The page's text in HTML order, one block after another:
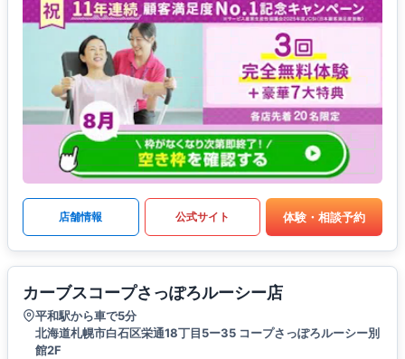
店舗情報 公式サイト 体験・相談予約
カーブスコープさっぽろルーシー店
平和駅から車で5分
北海道札幌市白石区栄通18丁目5ー35 コープさっぽろルーシー別
館2F